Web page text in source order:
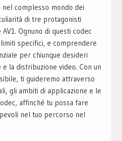
complesso mondo dei
di tre protagonisti
Ognuno di questi codec
specifici, e comprendere
per chiunque desideri
la distribuzione video. Con un
ti guideremo attraverso
gli ambiti di applicazione e le
affinché tu possa fare
nel tuo percorso nel